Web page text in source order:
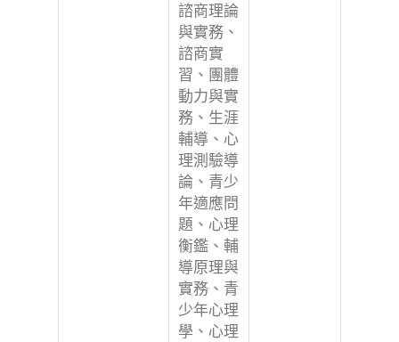
諮商理論
與實務、
諮商實
習、團體
動力與實
務、生涯
輔導、心
理測驗導
論、青少
年適應問
題、心理
衡鑑、輔
導原理與
實務、青
少年心理
學、心理